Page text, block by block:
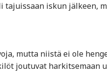
iskun jälkeen,
mutta niistä ei ole
joutuvat harkitsemaan